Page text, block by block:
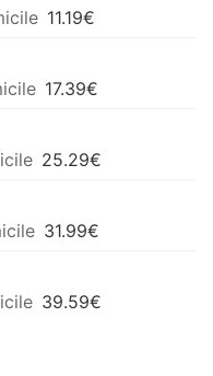
11.19€
17.39€
25.29€
31.99€
39.59€